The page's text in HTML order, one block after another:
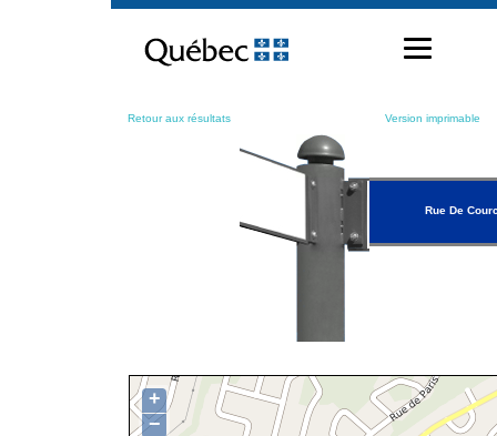
contenu
Retour aux résultats Version imprimable
Rue De
+
−